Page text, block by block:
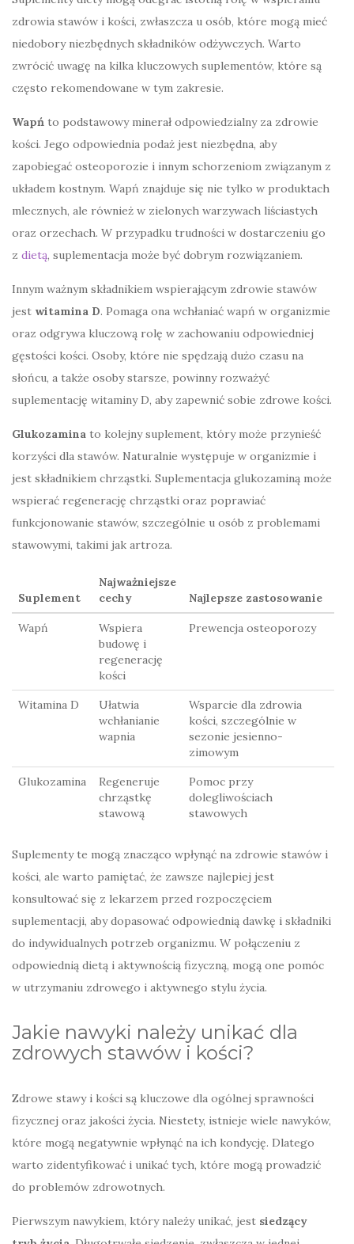
zdrowia stawów i kości, zwłaszcza u osób, które mogą mieć
niedobory niezbędnych składników odżywczych. Warto
zwrócić uwagę na kilka kluczowych suplementów, które są
często rekomendowane w tym zakresie.
Wapń to podstawowy minerał odpowiedzialny za zdrowie
kości. Jego odpowiednia podaż jest niezbędna, aby
zapobiegać osteoporozie i innym schorzeniom związanym z
układem kostnym. Wapń znajduje się nie tylko w produktach
mlecznych, ale również w zielonych warzywach liściastych
oraz orzechach. W przypadku trudności w dostarczeniu go
z dietą, suplementacja może być dobrym rozwiązaniem.
Innym ważnym składnikiem wspierającym zdrowie stawów
jest witamina D. Pomaga ona wchłaniać wapń w organizmie
oraz odgrywa kluczową rolę w zachowaniu odpowiedniej
gęstości kości. Osoby, które nie spędzają dużo czasu na
słońcu, a także osoby starsze, powinny rozważyć
suplementację witaminy D, aby zapewnić sobie zdrowe kości.
Glukozamina to kolejny suplement, który może przynieść
korzyści dla stawów. Naturalnie występuje w organizmie i
jest składnikiem chrząstki. Suplementacja glukozaminą może
wspierać regenerację chrząstki oraz poprawiać
funkcjonowanie stawów, szczególnie u osób z problemami
stawowymi, takimi jak artroza.
Suplement
Najważniejsze
cechy
Najlepsze zastosowanie
Wapń
Wspiera
budowę i
regenerację
kości
Prewencja osteoporozy
Witamina D
Ułatwia
wchłanianie
wapnia
Wsparcie dla zdrowia
kości, szczególnie w
sezonie jesienno-
zimowym
Glukozamina
Regeneruje
chrząstkę
stawową
Pomoc przy
dolegliwościach
stawowych
Suplementy te mogą znacząco wpłynąć na zdrowie stawów i
kości, ale warto pamiętać, że zawsze najlepiej jest
konsultować się z lekarzem przed rozpoczęciem
suplementacji, aby dopasować odpowiednią dawkę i składniki
do indywidualnych potrzeb organizmu. W połączeniu z
odpowiednią dietą i aktywnością fizyczną, mogą one pomóc
w utrzymaniu zdrowego i aktywnego stylu życia.
Jakie nawyki należy unikać dla
zdrowych stawów i kości?
Zdrowe stawy i kości są kluczowe dla ogólnej sprawności
fizycznej oraz jakości życia. Niestety, istnieje wiele nawyków,
które mogą negatywnie wpłynąć na ich kondycję. Dlatego
warto zidentyfikować i unikać tych, które mogą prowadzić
do problemów zdrowotnych.
Pierwszym nawykiem, który należy unikać, jest siedzący